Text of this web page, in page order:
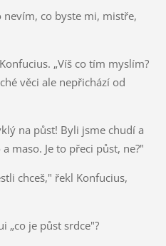
nevím, co byste mi, mistře,
„Víš co tím myslím?
věci ale nepřichází od
na půst! Byli jsme chudí a
maso. Je to přeci půst, ne?"
chceš," řekl Konfucius,
„co je půst srdce"?